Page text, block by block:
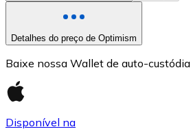
Detalhes do preço de Optimism
Baixe nossa Wallet de auto-custódia
Disponível na